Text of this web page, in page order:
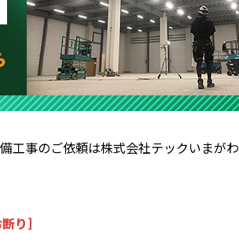
工事のご依頼は株式会社テックいまがわ
り］